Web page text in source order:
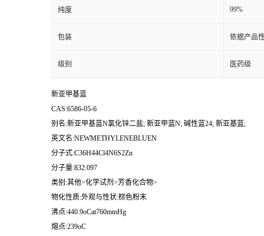
纯度 99%
包装 依据产品
级别 医药级
新亚甲基蓝
CAS:6586-05-6
别名:新亚甲基蓝N氯化锌二盐; 新亚甲蓝N; 碱性蓝24; 新亚基蓝;
英文名:NEWMETHYLENEBLUEN
分子式:C36H44Cl4N6S2Zn
分子量:832.097
类别:其他>化学试剂>芳香化合物>
物化性质:外观与性状:棕色粉末
沸点:440.9oCat760mmHg
熔点:239oC